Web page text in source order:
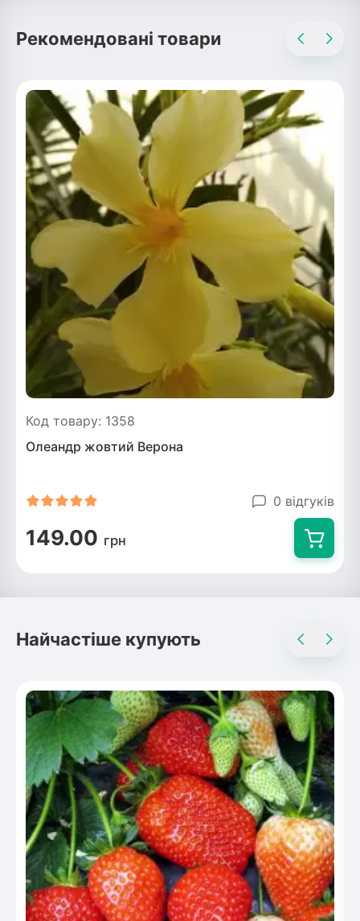
Рекомендовані товари
Код товару: 1358
Олеандр жовтий Верона
0 відгуків
149.00 грн
Найчастіше купують